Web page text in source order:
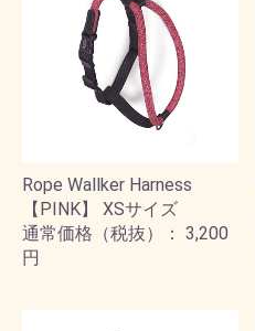
Rope Wallker Harness
【PINK】 XSサイズ
通常価格（税抜）： 3,200
円